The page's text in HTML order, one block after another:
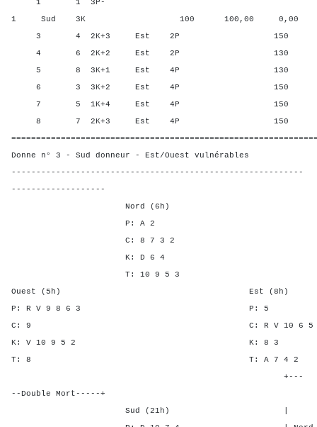
1 1 3P-
1 Sud 3K 100 100,00 0,00
3 4 2K+3 Est 2P 150
4 6 2K+2 Est 2P 130
5 8 3K+1 Est 4P 130
6 3 3K+2 Est 4P 150
7 5 1K+4 Est 4P 150
8 7 2K+3 Est 4P 150
Donne n° 3 - Sud donneur - Est/Ouest vulnérables
-----------------------------------------------------------
-------------------
Nord (6h)
P: A 2
C: 8 7 3 2
K: D 6 4
T: 10 9 5 3
Ouest (5h) Est (8h)
P: R V 9 8 6 3
C: 9 C: R V 10 6
K: V 10 9 5 2 K:
T: 8 T: A 7
+---
--Double Mort-----+
Sud (21h) | SA P